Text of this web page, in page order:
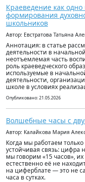
Краеведение как
формирования
школьников
Автор: Евстратова Татьяна
Аннотация: в статье
деятельности в
неотъемлемая часть
роль краеведческого
используемые в
деятельности,
школе в условиях
Опубликовано: 21.05.2026
Волшебные часы с
Автор: Калайкова Мария
Когда мы работаем
устойчивая связь: цифра
мы говорим «15 часов»,
естественно её не
на циферблате — это не
часа в сутках.